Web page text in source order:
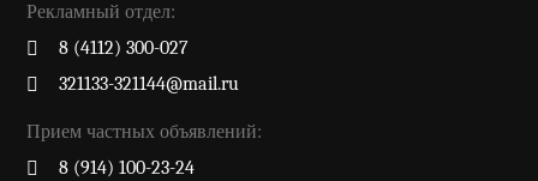
Рекламный отдел:
8 (4112) 300-027
321133-321144@mail.ru
Прием частных объявлений:
8 (914) 100-23-24